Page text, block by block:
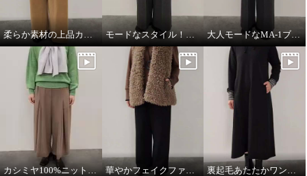
柔らか素材の上品カジュアルスタイル モードなスタイル！ワントーンコーデ 大人モードなMA-1ブルゾン
カシミヤ100%ニットマフラー